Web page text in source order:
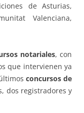
de Asturias,
Valenciana,
notariales, con
que intervienen ya
concursos de
dos registradores y